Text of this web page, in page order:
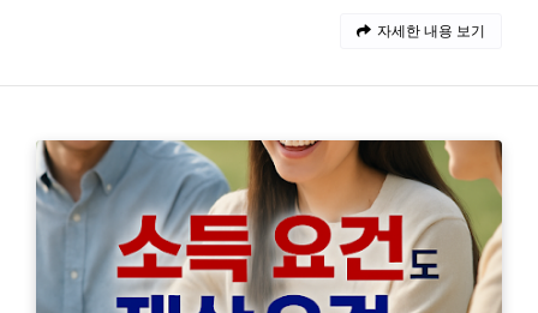
자세한 내용 보기